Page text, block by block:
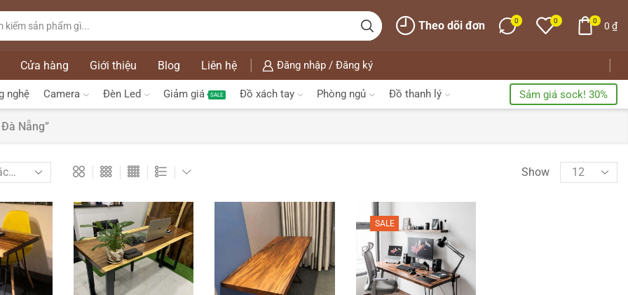
Theo dõi đơn 0 0 0 0 ₫
Cửa hàng Giới thiệu Blog Liên hệ Đăng nhập / Đăng ký
nghệ Camera Đèn Led Giảm giá SALE Đồ xách tay Phòng ngủ Đồ thanh lý Sảm giá sock! 30%
Nẵng”
Show
SALE